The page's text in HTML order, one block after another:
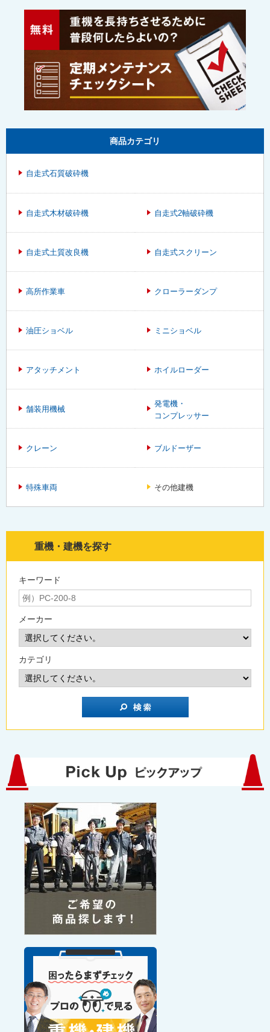
商品カテゴリ
自走式石質破砕機
自走式木材破砕機 自走式2軸破砕機
自走式土質改良機 自走式スクリーン
高所作業車 クローラーダンプ
油圧ショベル ミニショベル
アタッチメント ホイルローダー
舗装用機械
発電機・
コンプレッサー
クレーン ブルドーザー
特殊車両 その他建機
重機・建機を探す
キーワード
メーカー
カテゴリ